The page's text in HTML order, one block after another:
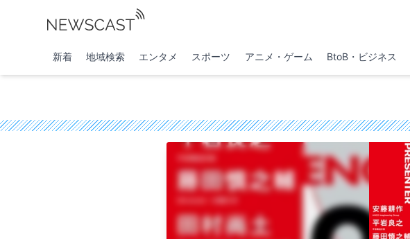
新着 地域検索 エンタメ スポーツ アニメ・ゲーム BtoB・ビジネス